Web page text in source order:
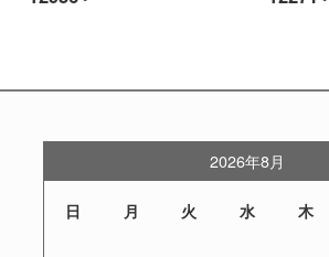
2026年8月
日 月 火 水 木